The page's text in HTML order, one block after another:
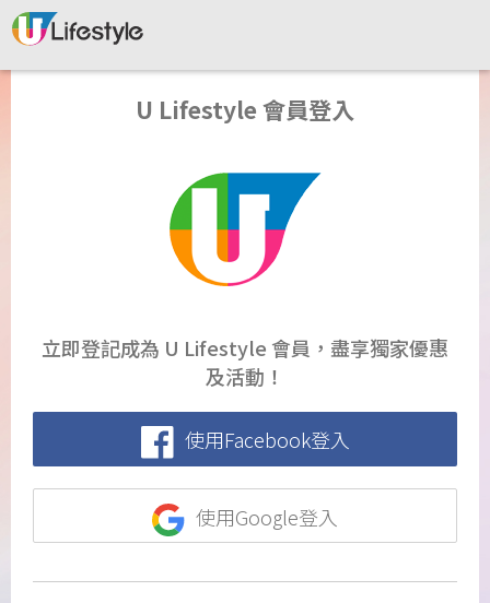
U Lifestyle 會員登入
立即登記成為 U Lifestyle 會員，盡享獨家優惠
及活動！
使用Facebook登入
使用Google登入